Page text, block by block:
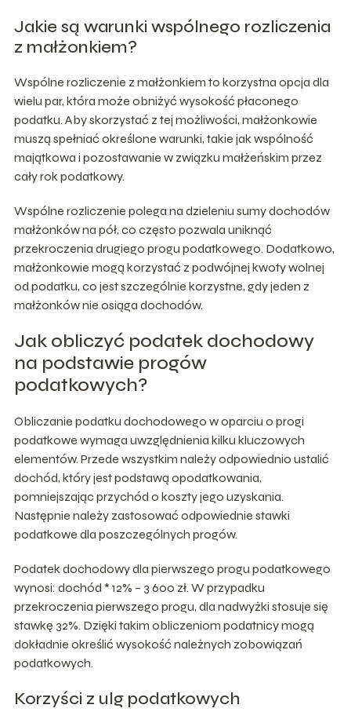
Jakie są warunki wspólnego rozliczenia
z małżonkiem?
Wspólne rozliczenie z małżonkiem to korzystna opcja dla
wielu par, która może obniżyć wysokość płaconego
podatku. Aby skorzystać z tej możliwości, małżonkowie
muszą spełniać określone warunki, takie jak wspólność
majątkowa i pozostawanie w związku małżeńskim przez
cały rok podatkowy.
Wspólne rozliczenie polega na dzieleniu sumy dochodów
małżonków na pół, co często pozwala uniknąć
przekroczenia drugiego progu podatkowego. Dodatkowo,
małżonkowie mogą korzystać z podwójnej kwoty wolnej
od podatku, co jest szczególnie korzystne, gdy jeden z
małżonków nie osiąga dochodów.
Jak obliczyć podatek dochodowy
na podstawie progów
podatkowych?
Obliczanie podatku dochodowego w oparciu o progi
podatkowe wymaga uwzględnienia kilku kluczowych
elementów. Przede wszystkim należy odpowiednio ustalić
dochód, który jest podstawą opodatkowania,
pomniejszając przychód o koszty jego uzyskania.
Następnie należy zastosować odpowiednie stawki
podatkowe dla poszczególnych progów.
Podatek dochodowy dla pierwszego progu podatkowego
wynosi: dochód * 12% – 3 600 zł. W przypadku
przekroczenia pierwszego progu, dla nadwyżki stosuje się
stawkę 32%. Dzięki takim obliczeniom podatnicy mogą
dokładnie określić wysokość należnych zobowiązań
podatkowych.
Korzyści z ulg podatkowych